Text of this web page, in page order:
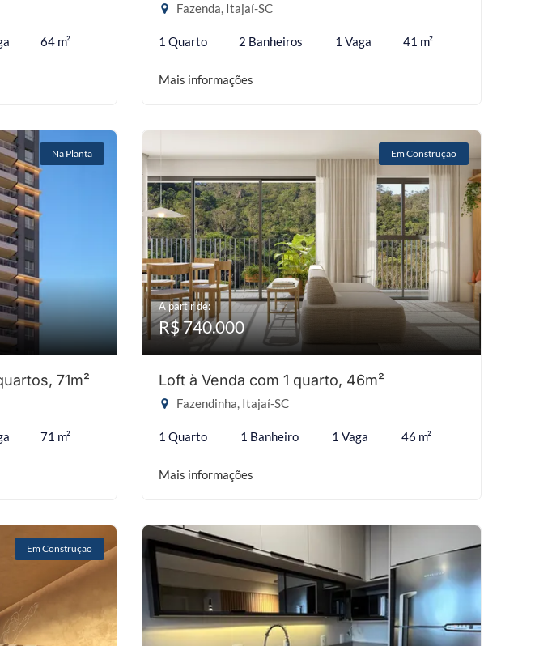
64 m²
Fazenda, Itajaí-SC
1 Quarto 2 Banheiros 1 Vaga 41 m²
Mais informações
Na Planta
71m²
71 m²
Em Construção
A partir de:
R$ 740.000
Loft à Venda com 1 quarto, 46m²
Fazendinha, Itajaí-SC
1 Quarto 1 Banheiro 1 Vaga 46 m²
Mais informações
Em Construção